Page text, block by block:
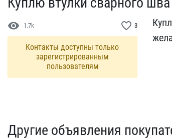
visibility 1.7k favorite_border 3
Контакты доступны только
зарегистрированным
пользователям
Другие объявления